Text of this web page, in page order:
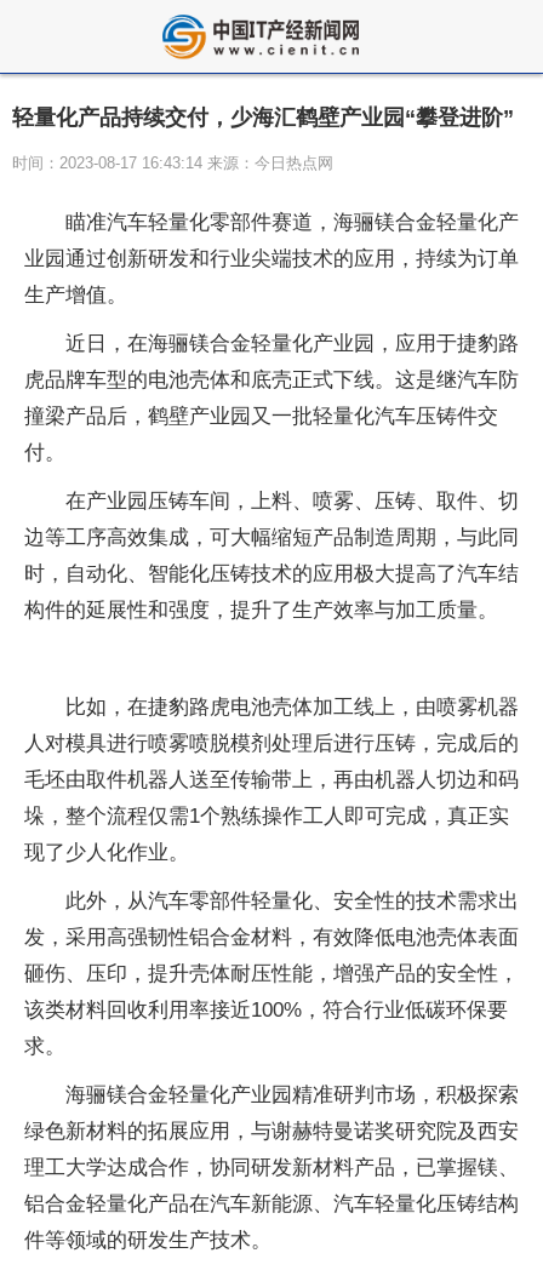
轻量化产品持续交付，少海汇鹤壁产业园“攀登进阶”
时间：2023-08-17 16:43:14 来源：今日热点网
瞄准汽车轻量化零部件赛道，海骊镁合金轻量化产
业园通过创新研发和行业尖端技术的应用，持续为订单
生产增值。
近日，在海骊镁合金轻量化产业园，应用于捷豹路
虎品牌车型的电池壳体和底壳正式下线。这是继汽车防
撞梁产品后，鹤壁产业园又一批轻量化汽车压铸件交
付。
在产业园压铸车间，上料、喷雾、压铸、取件、切
边等工序高效集成，可大幅缩短产品制造周期，与此同
时，自动化、智能化压铸技术的应用极大提高了汽车结
构件的延展性和强度，提升了生产效率与加工质量。
比如，在捷豹路虎电池壳体加工线上，由喷雾机器
人对模具进行喷雾喷脱模剂处理后进行压铸，完成后的
毛坯由取件机器人送至传输带上，再由机器人切边和码
垛，整个流程仅需1个熟练操作工人即可完成，真正实
现了少人化作业。
此外，从汽车零部件轻量化、安全性的技术需求出
发，采用高强韧性铝合金材料，有效降低电池壳体表面
砸伤、压印，提升壳体耐压性能，增强产品的安全性，
该类材料回收利用率接近100%，符合行业低碳环保要
求。
海骊镁合金轻量化产业园精准研判市场，积极探索
绿色新材料的拓展应用，与谢赫特曼诺奖研究院及西安
理工大学达成合作，协同研发新材料产品，已掌握镁、
铝合金轻量化产品在汽车新能源、汽车轻量化压铸结构
件等领域的研发生产技术。